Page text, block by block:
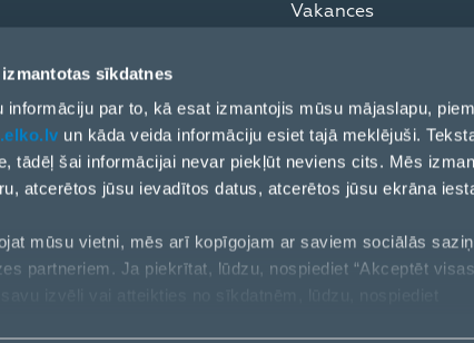
sīkdatnes
par to, kā esat izmantojis mūsu mājaslapu,
un kāda veida informāciju esiet tajā meklējuši.
tādēļ šai informācijai nevar piekļūt neviens cits. Mēs
atcerētos jūsu ievadītos datus, atcerētos jūsu ekrāna
mūsu vietni, mēs arī kopīgojam ar saviem sociālās
partneriem. Ja piekrītat, lūdzu, nospiediet “Akceptēt visas
Vakances